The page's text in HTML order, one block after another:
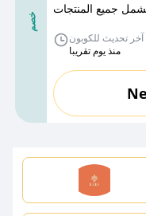
خصم
جميع المنتجات
آخر تحديث للكوبون
منذ يوم تقريبا